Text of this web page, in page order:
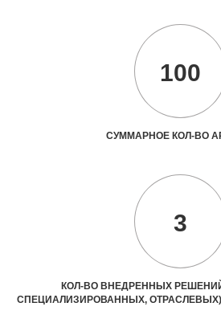
100
СУММАРНОЕ КОЛ-ВО
3
КОЛ-ВО ВНЕДРЕННЫХ
СПЕЦИАЛИЗИРОВАННЫХ, ОТРАСЛЕВЫХ)